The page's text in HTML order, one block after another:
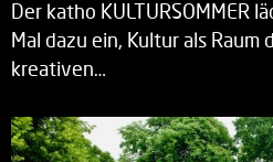
Der katho KULTURSOMMER
Mal dazu ein, Kultur als Raum
kreativen…